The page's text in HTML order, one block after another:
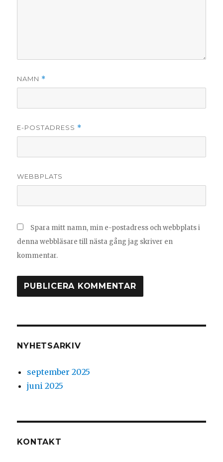
NAMN *
E-POSTADRESS *
WEBBPLATS
Spara mitt namn, min e-postadress och webbplats i
denna webbläsare till nästa gång jag skriver en
kommentar.
NYHETSARKIV
september 2025
juni 2025
KONTAKT